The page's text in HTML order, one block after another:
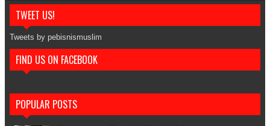
TWEET US!
Tweets by pebisnismuslim
FIND US ON FACEBOOK
POPULAR POSTS